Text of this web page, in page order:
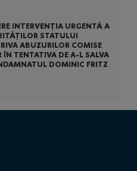
INTERVENȚIA URGENTĂ A
STATULUI
ABUZURILOR COMISE
ÎN TENTATIVA DE A-L SALVA
DOMINIC FRITZ